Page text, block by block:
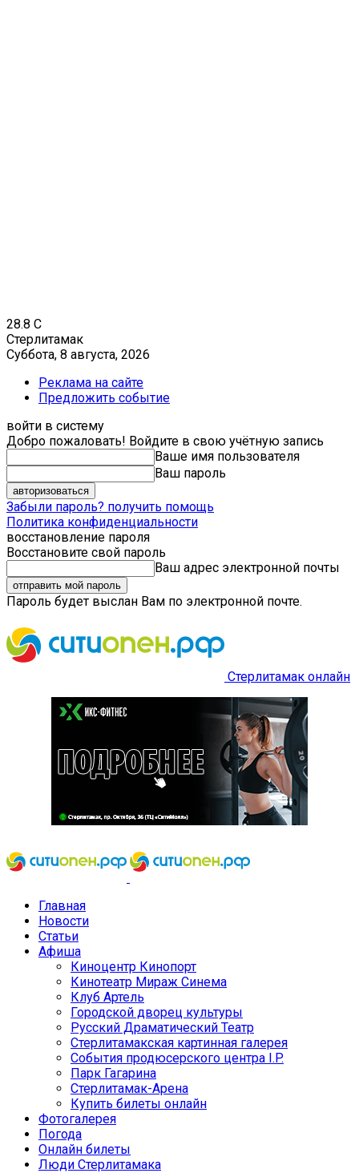
28.8 C
Стерлитамак
Суббота, 8 августа, 2026
Реклама на сайте
Предложить событие
войти в систему
Добро пожаловать! Войдите в свою учётную запись
Ваше имя пользователя
Ваш пароль
Забыли пароль? получить помощь
Политика конфиденциальности
восстановление пароля
Восстановите свой пароль
Ваш адрес электронной почты
Пароль будет выслан Вам по электронной почте.
Стерлитамак онлайн
Главная
Новости
Статьи
Афиша
Киноцентр Кинопорт
Кинотеатр Мираж Синема
Клуб Артель
Городской дворец культуры
Русский Драматический Театр
Стерлитамакская картинная галерея
События продюсерского центра I.P.
Парк Гагарина
Стерлитамак-Арена
Купить билеты онлайн
Фотогалерея
Погода
Онлайн билеты
Люди Стерлитамака